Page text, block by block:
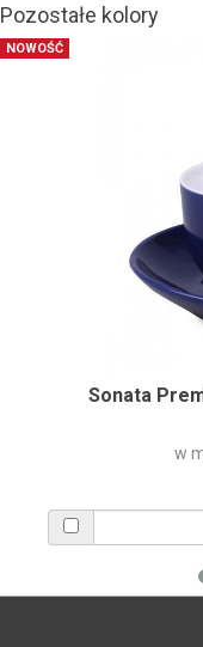
Pozostałe kolory
NOWOŚĆ
Sonata
w